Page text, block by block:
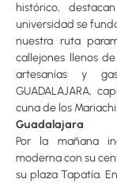
histórico,
universidad se
nuestra ruta
callejones llenos
artesanías y
GUADALAJARA,
cuna de los
Guadalajara
Por la mañana
moderna con su
su plaza Tapatía.